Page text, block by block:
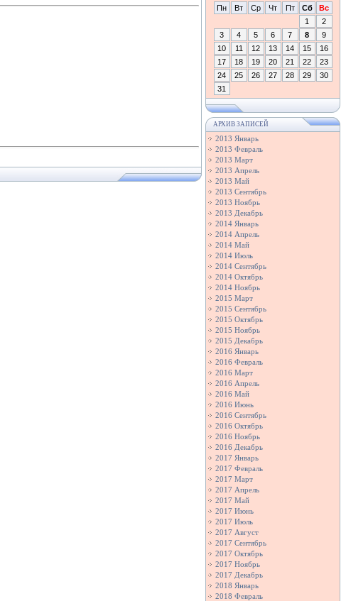
Пн
Вт Ср Чт Пт Сб
Вс
1
2
3
4 5 6 7 8
9
10
11 12 13 14 15
16
17
18 19 20 21 22
23
24
25 26 27 28 29
30
31
АРХИВ ЗАПИСЕЙ
2013 Январь
2013 Февраль
2013 Март
2013 Апрель
2013 Май
2013 Сентябрь
2013 Ноябрь
2013 Декабрь
2014 Январь
2014 Апрель
2014 Май
2014 Июль
2014 Сентябрь
2014 Октябрь
2014 Ноябрь
2015 Март
2015 Сентябрь
2015 Октябрь
2015 Ноябрь
2015 Декабрь
2016 Январь
2016 Февраль
2016 Март
2016 Апрель
2016 Май
2016 Июнь
2016 Сентябрь
2016 Октябрь
2016 Ноябрь
2016 Декабрь
2017 Январь
2017 Февраль
2017 Март
2017 Апрель
2017 Май
2017 Июнь
2017 Июль
2017 Август
2017 Сентябрь
2017 Октябрь
2017 Ноябрь
2017 Декабрь
2018 Январь
2018 Февраль